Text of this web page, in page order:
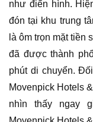
như điển hình.
đón tại khu trung
là ôm trọn mặt tiền
đã được thành
phút di chuyển.
Movenpick Hotels
nhìn thấy ngay